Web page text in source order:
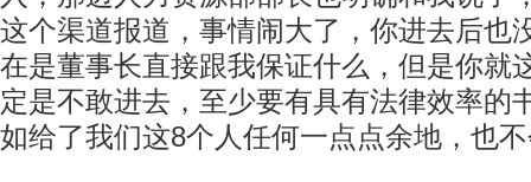
这个渠道报道，事情闹大了，你进去后也
在是董事长直接跟我保证什么，但是你就
定是不敢进去，至少要有具有法律效率的
如给了我们这8个人任何一点点余地，也